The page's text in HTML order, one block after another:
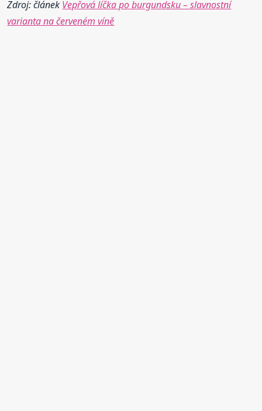
Zdroj: článek Vepřová líčka po burgundsku – slavnostní
varianta na červeném víně